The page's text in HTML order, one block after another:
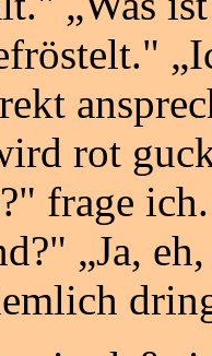
rot
frage
„Ja,